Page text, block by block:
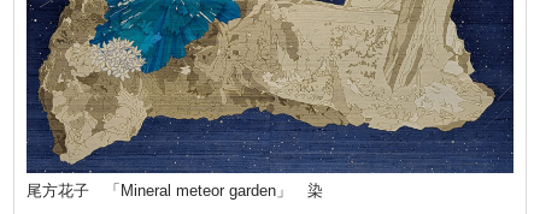
尾方花子 「Mineral meteor garden」 染